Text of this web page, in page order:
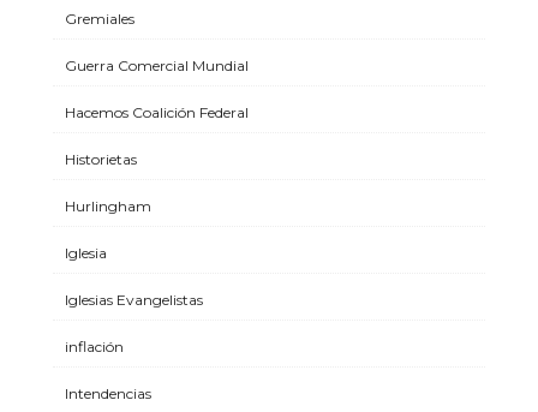
Gremiales
Guerra Comercial Mundial
Hacemos Coalición Federal
Historietas
Hurlingham
Iglesia
Iglesias Evangelistas
inflación
Intendencias